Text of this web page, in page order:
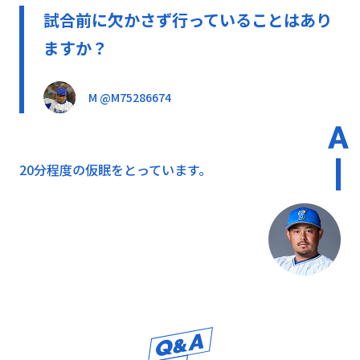
試合前に欠かさず行っていることはあり
ますか？
M @M75286674
20分程度の仮眠をとっています。